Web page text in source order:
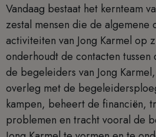
Vandaag bestaat het kernteam
zestal mensen die de algemene
activiteiten van Jong Karmel op
onderhoudt de contacten
de begeleiders van Jong
overleg met de
kampen, beheert de financiën,
problemen en tracht vooral de